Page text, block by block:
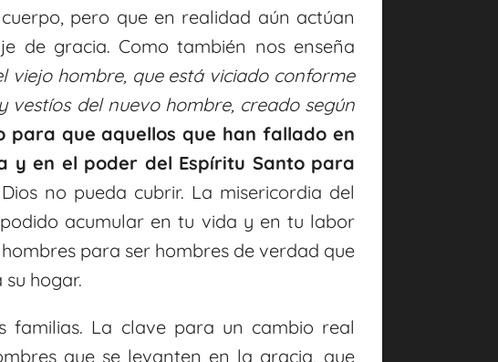
pero que en realidad aún actúan
de gracia. Como también nos enseña
viejo hombre, que está viciado conforme
y vestíos del nuevo hombre, creado según
para que aquellos que han fallado en
y en el poder del Espíritu Santo para
no pueda cubrir. La misericordia del
acumular en tu vida y en tu labor
para ser hombres de verdad que
hogar.
familias. La clave para un cambio real
que se levanten en la gracia, que